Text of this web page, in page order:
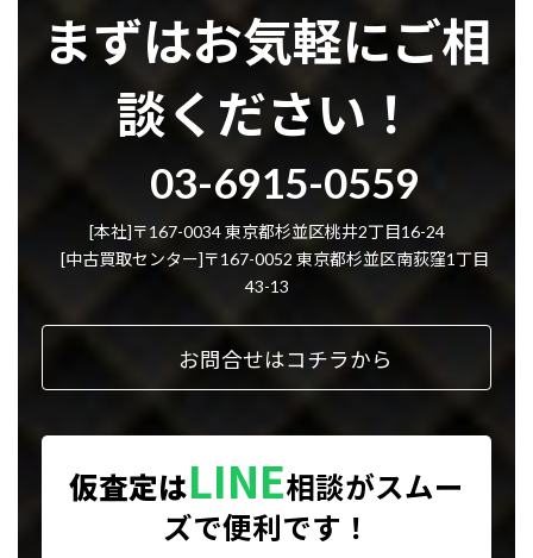
まずはお気軽にご相
談ください！
03-6915-0559
[本社]〒167-0034 東京都杉並区桃井2丁目16-24
[中古買取センター]〒167-0052 東京都杉並区南荻窪1丁目
43-13
お問合せはコチラから
仮査定はLINE相談がスムー
ズで便利です！